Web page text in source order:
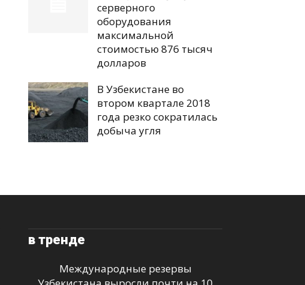
серверного
оборудования
максимальной
стоимостью 876 тысяч
долларов
В Узбекистане во
втором квартале 2018
года резко сократилась
добыча угля
в тренде
Международные резервы